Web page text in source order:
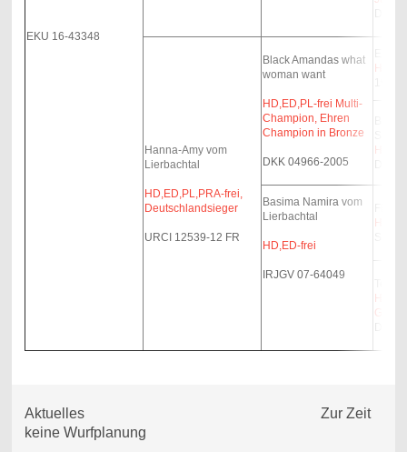
EKU 16-43348
DHZ
Hanna-Amy vom
Lierbachtal
HD,ED,PL,PRA-frei,
Deutschlandsieger
URCI 12539-12 FR
Black Amandas what
woman want
HD,ED,PL-frei Multi-
Champion, Ehren
Champion in Bronze
DKK 04966-2005
HD-
Basima Namira vom
Lierbachtal
HD,ED-frei
IRJGV 07-64049
HD-
DKK
Aktuelles Zur Zeit
keine Wurfplanung